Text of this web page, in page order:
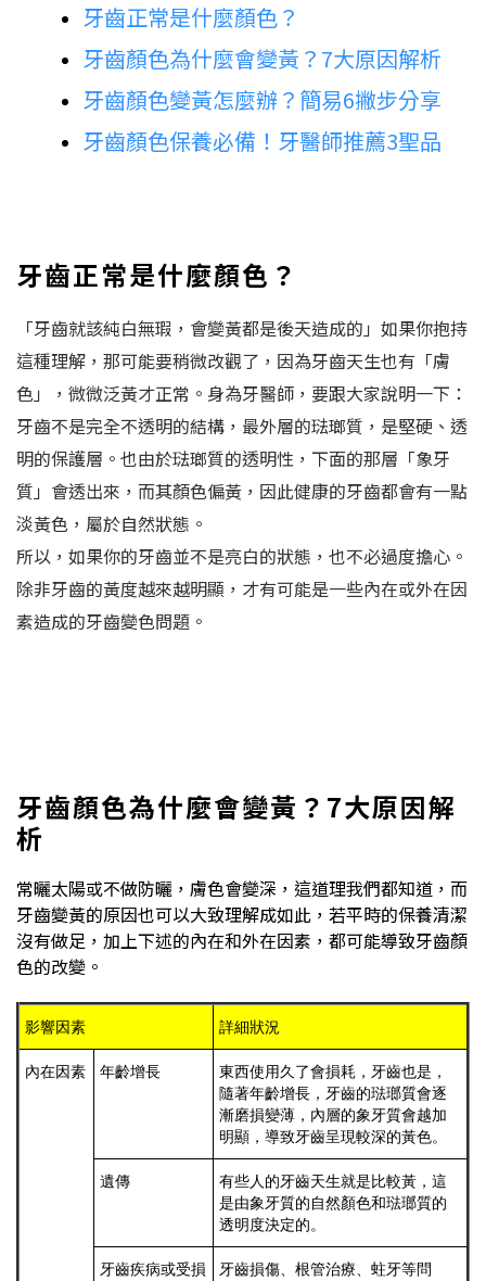
牙齒正常是什麼顏色？
牙齒顏色為什麼會變黃？7大原因解析
牙齒顏色變黃怎麼辦？簡易6撇步分享
牙齒顏色保養必備！牙醫師推薦3聖品
牙齒正常是什麼顏色？
「牙齒就該純白無瑕，會變黃都是後天造成的」如果你抱持
這種理解，那可能要稍微改觀了，因為牙齒天生也有「膚
色」，微微泛黃才正常。身為牙醫師，要跟大家說明一下：
牙齒不是完全不透明的結構，最外層的琺瑯質，是堅硬、透
明的保護層。也由於琺瑯質的透明性，下面的那層「象牙
質」會透出來，而其顏色偏黃，因此健康的牙齒都會有一點
淡黃色，屬於自然狀態。
所以，如果你的牙齒並不是亮白的狀態，也不必過度擔心。
除非牙齒的黃度越來越明顯，才有可能是一些內在或外在因
素造成的牙齒變色問題。
牙齒顏色為什麼會變黃？7大原因解
析
常曬太陽或不做防曬，膚色會變深，這道理我們都知道，而
牙齒變黃的原因也可以大致理解成如此，若平時的保養清潔
沒有做足，加上下述的內在和外在因素，都可能導致牙齒顏
色的改變。
影響因素 詳細狀況
內在因素 年齡增長
東西使用久了會損耗，牙齒也是，
隨著年齡增長，牙齒的琺瑯質會逐
漸磨損變薄，內層的象牙質會越加
明顯，導致牙齒呈現較深的黃色。
遺傳
有些人的牙齒天生就是比較黃，這
是由象牙質的自然顏色和琺瑯質的
透明度決定的。
牙齒疾病或受損
牙齒損傷、根管治療、蛀牙等問